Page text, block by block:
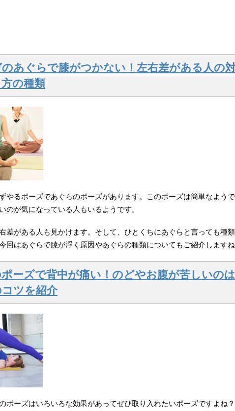
のあぐらで膝がつかない！左右差がある人の
の種類
やるポーズであぐらのポーズがあります。このポーズは簡単なよう
のが気になっている人もいるようです。
差がある人も見かけます。そして、ひとくちにあぐらと言っても種
回はあぐらで膝が浮く原因やあぐらの種類についてもご紹介しますね
ーズで背中が痛い！のどやお腹が苦しいの
ツを紹介
ポーズはいろいろな効果があってぜひ取り入れたいポーズですよね